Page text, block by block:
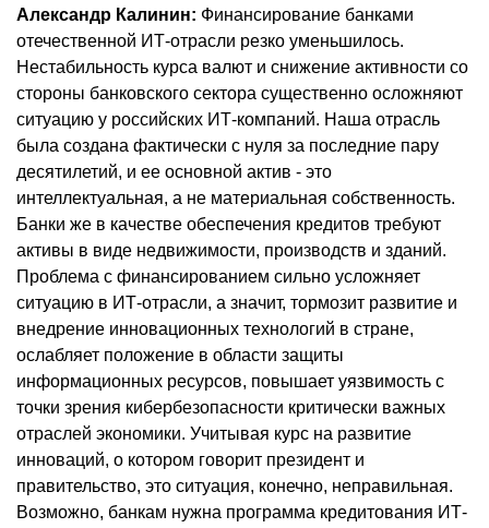
Александр Калинин: Финансирование банками
отечественной ИТ-отрасли резко уменьшилось.
Нестабильность курса валют и снижение активности со
стороны банковского сектора существенно осложняют
ситуацию у российских ИТ-компаний. Наша отрасль
была создана фактически с нуля за последние пару
десятилетий, и ее основной актив - это
интеллектуальная, а не материальная собственность.
Банки же в качестве обеспечения кредитов требуют
активы в виде недвижимости, производств и зданий.
Проблема с финансированием сильно усложняет
ситуацию в ИТ-отрасли, а значит, тормозит развитие и
внедрение инновационных технологий в стране,
ослабляет положение в области защиты
информационных ресурсов, повышает уязвимость с
точки зрения кибербезопасности критически важных
отраслей экономики. Учитывая курс на развитие
инноваций, о котором говорит президент и
правительство, это ситуация, конечно, неправильная.
Возможно, банкам нужна программа кредитования ИТ-